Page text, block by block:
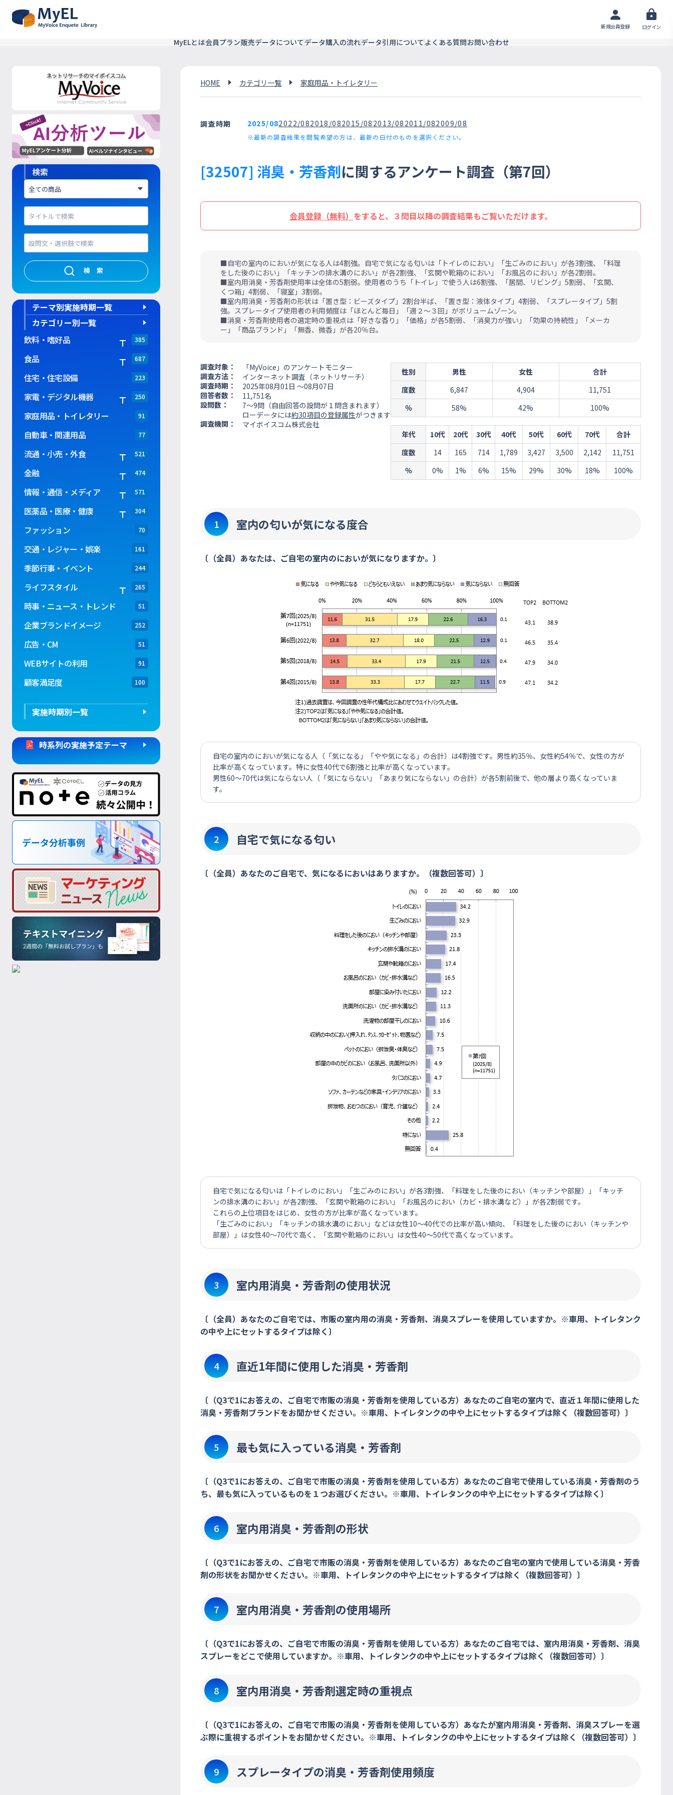
新規会員登録 ログイン
MyELとは会員プラン販売データについてデータ購入の流れデータ引用についてよくある質問お問い合わせ
検索
検索
テーマ別実施時期一覧
カテゴリー別一覧
飲料・嗜好品
385
食品 687
住宅・住宅設備 223
家電・デジタル機器 250
家庭用品・トイレタリー 91
自動車・関連用品 77
流通・小売・外食 521
金融 474
情報・通信・メディア 571
医薬品・医療・健康 304
ファッション 70
交通・レジャー・娯楽 161
季節行事・イベント 244
ライフスタイル 265
時事・ニュース・トレンド 51
企業ブランドイメージ 252
広告・CM 51
WEBサイトの利用 91
顧客満足度 100
実施時期別一覧
時系列の実施予定テーマ
HOME カテゴリ一覧 家庭用品・トイレタリー
調査時期 2025/082022/082018/082015/08 2013/08 2011/082009/08
※最新の調査結果を閲覧希望の方は、最新の日付のものを選択ください。
[32507] 消臭・芳香剤に関するアンケート調査（第7回）
会員登録（無料） をすると、３問目以降の調査結果もご覧いただけます。
■自宅の室内のにおいが気になる人は4割強。自宅で気になる匂いは「トイレのにおい」「生ごみのにおい」が各3割強、「料理
をした後のにおい」「キッチンの排水溝のにおい」が各2割強、「玄関や靴箱のにおい」「お風呂のにおい」が各2割弱。
■室内用消臭・芳香剤使用率は全体の5割弱。使用者のうち「トイレ」で使う人は6割強、「居間、リビング」5割弱、「玄関、
くつ箱」4割弱、「寝室」3割弱。
■室内用消臭・芳香剤の形状は「置き型：ビーズタイプ」2割台半ば、「置き型：液体タイプ」4割弱、「スプレータイプ」5割
強。スプレータイプ使用者の利用頻度は「ほとんど毎日」「週２～３回」がボリュームゾーン。
■消臭・芳香剤使用者の選定時の重視点は「好きな香り」「価格」が各5割弱、「消臭力が強い」「効果の持続性」「メーカ
ー」「商品ブランド」「無香、微香」が各20％台。
調査対象：
「MyVoice」のアンケートモニター
調査方法：
インターネット調査（ネットリサーチ）
調査時期：
2025年08月01日 ～08月07日
回答者数：
11,751名
設問数：
7～9問（自由回答の設問が１問含まれます）
ローデータには約30項目の登録属性がつきます
調査機関：
マイボイスコム株式会社
性別 男性 女性
合計
度数
6,847 4,904
11,751
％
58% 42% 100%
年代 10代 20代 30代 40代 50代 60代 70代
合計
度数
14 165 714 1,789 3,427 3,500 2,142
11,751
％
0% 1% 6% 15% 29% 30% 18% 100%
1 室内の匂いが気になる度合
〔（全員）あなたは、ご自宅の室内のにおいが気になりますか。〕
自宅の室内のにおいが気になる人（「気になる」「やや気になる」の合計）は4割強です。男性約35％、女性約54％で、女性の方が
比率が高くなっています。特に女性40代で6割強と比率が高くなっています。
男性60～70代は気にならない人（「気にならない」「あまり気にならない」の合計）が各5割前後で、他の層より高くなっていま
す。
2 自宅で気になる匂い
〔（全員）あなたのご自宅で、気になるにおいはありますか。（複数回答可）〕
自宅で気になる匂いは「トイレのにおい」「生ごみのにおい」が各3割強、「料理をした後のにおい（キッチンや部屋）」「キッチ
ンの排水溝のにおい」が各2割強、「玄関や靴箱のにおい」「お風呂のにおい（カビ・排水溝など）」が各2割弱です。
これらの上位項目をはじめ、女性の方が比率が高くなっています。
「生ごみのにおい」「キッチンの排水溝のにおい」などは女性10～40代での比率が高い傾向、「料理をした後のにおい（キッチンや
部屋）」は女性40～70代で高く、「玄関や靴箱のにおい」は女性40～50代で高くなっています。
3 室内用消臭・芳香剤の使用状況
〔（全員）あなたのご自宅では、市販の室内用の消臭・芳香剤、消臭スプレーを使用していますか。※車用、トイレタンク
の中や上にセットするタイプは除く〕
4 直近1年間に使用した消臭・芳香剤
〔（Q3で1にお答えの、ご自宅で市販の消臭・芳香剤を使用している方）あなたのご自宅の室内で、直近１年間に使用した
消臭・芳香剤ブランドをお聞かせください。※車用、トイレタンクの中や上にセットするタイプは除く（複数回答可）〕
5 最も気に入っている消臭・芳香剤
〔（Q3で1にお答えの、ご自宅で市販の消臭・芳香剤を使用している方）あなたのご自宅で使用している消臭・芳香剤のう
ち、最も気に入っているものを１つお選びください。※車用、トイレタンクの中や上にセットするタイプは除く〕
6 室内用消臭・芳香剤の形状
〔（Q3で1にお答えの、ご自宅で市販の消臭・芳香剤を使用している方）あなたのご自宅の室内で使用している消臭・芳香
剤の形状をお聞かせください。※車用、トイレタンクの中や上にセットするタイプは除く（複数回答可）〕
7 室内用消臭・芳香剤の使用場所
〔（Q3で1にお答えの、ご自宅で市販の消臭・芳香剤を使用している方）あなたのご自宅では、室内用消臭・芳香剤、消臭
スプレーをどこで使用していますか。※車用、トイレタンクの中や上にセットするタイプは除く（複数回答可）〕
8 室内用消臭・芳香剤選定時の重視点
〔（Q3で1にお答えの、ご自宅で市販の消臭・芳香剤を使用している方）あなたが室内用消臭・芳香剤、消臭スプレーを選
ぶ際に重視するポイントをお聞かせください。※車用、トイレタンクの中や上にセットするタイプは除く（複数回答可）〕
9 スプレータイプの消臭・芳香剤使用頻度